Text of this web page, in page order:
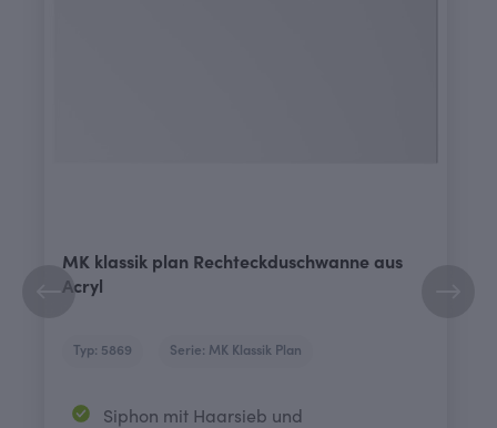
MK klassik plan Rechteckduschwanne aus
Acryl
Typ: 5869 Serie: MK Klassik Plan
Siphon mit Haarsieb und